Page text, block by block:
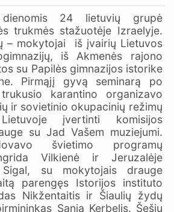
24 lietuvių grupė
trukmės stažuotėje Izraelyje.
– mokytojai iš įvairių Lietuvos
iš Akmenės rajono
su Papilės gimnazijos istorike
Pirmąjį gyvą seminarą po
karantino organizavo
ir sovietinio okupacinių režimų
Lietuvoje įvertinti komisijos
su Jad Vašem muziejumi.
švietimo programų
Vilkienė ir Jeruzalėje
su mokytojais drauge
parengęs Istorijos instituto
Nikžentaitis ir Šiaulių žydų
Sania Kerbelis. Šešių